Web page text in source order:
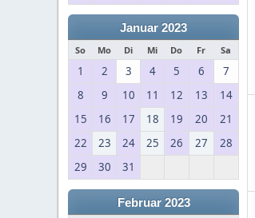
Januar 2023
So Mo Di Mi Do Fr Sa
1 2 3 4 5 6
7
8
9 10 11 12 13
14
15
16 17 18 19 20
21
22
23 24 25 26 27
28
29
30 31
Februar 2023